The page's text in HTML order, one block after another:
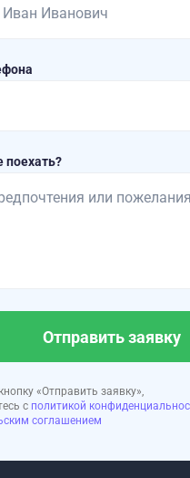
поехать?
Отправить заявку
«Отправить заявку»,
с политикой
соглашением